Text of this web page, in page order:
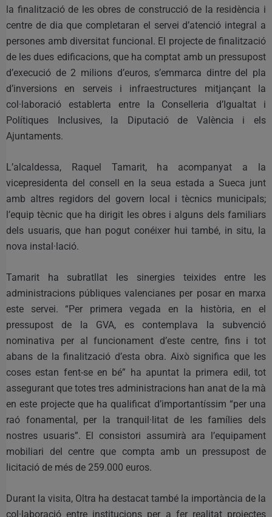
la finalització de les obres de construcció de la residència i
centre de dia que completaran el servei d’atenció integral a
persones amb diversitat funcional. El projecte de finalització
de les dues edificacions, que ha comptat amb un pressupost
d’execució de 2 milions d’euros, s’emmarca dintre del pla
d’inversions en serveis i infraestructures mitjançant la
col·laboració establerta entre la Conselleria d’Igualtat i
Polítiques Inclusives, la Diputació de València i els
Ajuntaments.
L’alcaldessa, Raquel Tamarit, ha acompanyat a la
vicepresidenta del consell en la seua estada a Sueca junt
amb altres regidors del govern local i tècnics municipals;
l’equip tècnic que ha dirigit les obres i alguns dels familiars
dels usuaris, que han pogut conéixer hui també, in situ, la
nova instal·lació.
Tamarit ha subratllat les sinergies teixides entre les
administracions públiques valencianes per posar en marxa
este servei. “Per primera vegada en la història, en el
pressupost de la GVA, es contemplava la subvenció
nominativa per al funcionament d’este centre, fins i tot
abans de la finalització d’esta obra. Això significa que les
coses estan fent-se en bé” ha apuntat la primera edil, tot
assegurant que totes tres administracions han anat de la mà
en este projecte que ha qualificat d’importantíssim “per una
raó fonamental, per la tranquil·litat de les famílies dels
nostres usuaris”. El consistori assumirà ara l’equipament
mobiliari del centre que compta amb un pressupost de
licitació de més de 259.000 euros.
Durant la visita, Oltra ha destacat també la importància de la
col·laboració entre institucions per a fer realitat projectes